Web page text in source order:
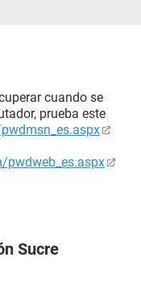
cuando se
prueba este
pwdweb_es.aspx
Sucre